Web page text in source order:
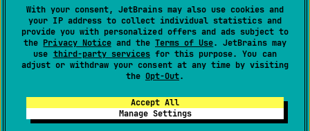
With your consent, JetBrains may also use cookies and
your IP address to collect individual statistics and
provide you with personalized offers and ads subject to
the Privacy Noticeand the Terms of Use. JetBrains may
use third-party servicesfor this purpose. You can
adjust or withdraw your consent at any time by visiting
the Opt-Out.
Accept All
Manage Settings
ReSharper は ASP.NET および ASP.NET Core プロジェ
クトをサポートし、Web アプリケーション開発専用の機
能セットを提供します。
が遅くなる場合は、ReSharper オプション環
境 | エディター | 振る舞いページのRazorセク